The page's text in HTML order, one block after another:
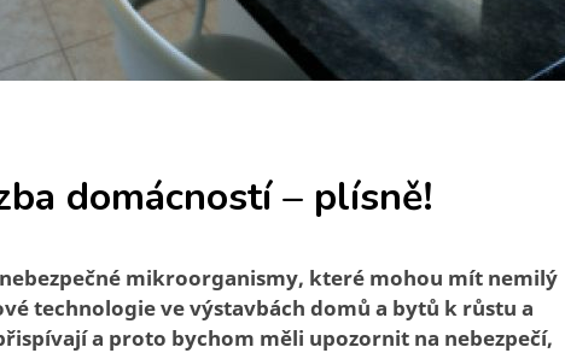
domácností – plísně!
mikroorganismy, které mohou mít nemilý
technologie ve výstavbách domů a bytů k růstu a
a proto bychom měli upozornit na nebezpečí,